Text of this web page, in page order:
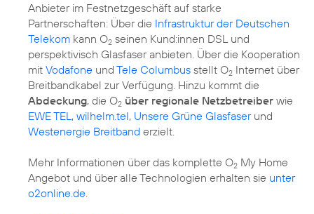
Anbieter im Festnetzgeschäft auf starke
Partnerschaften: Über die Infrastruktur der Deutschen
Telekom kann O2 seinen Kund:innen DSL und
perspektivisch Glasfaser anbieten. Über die Kooperation
mit Vodafone und Tele Columbus stellt O2 Internet über
Breitbandkabel zur Verfügung. Hinzu kommt die
Abdeckung, die O2 über regionale Netzbetreiber wie
EWE TEL, wilhelm.tel, Unsere Grüne Glasfaserund
Westenergie Breitband erzielt.
Mehr Informationen über das komplette O2 My Home
Angebot und über alle Technologien erhalten sie unter
o2online.de.